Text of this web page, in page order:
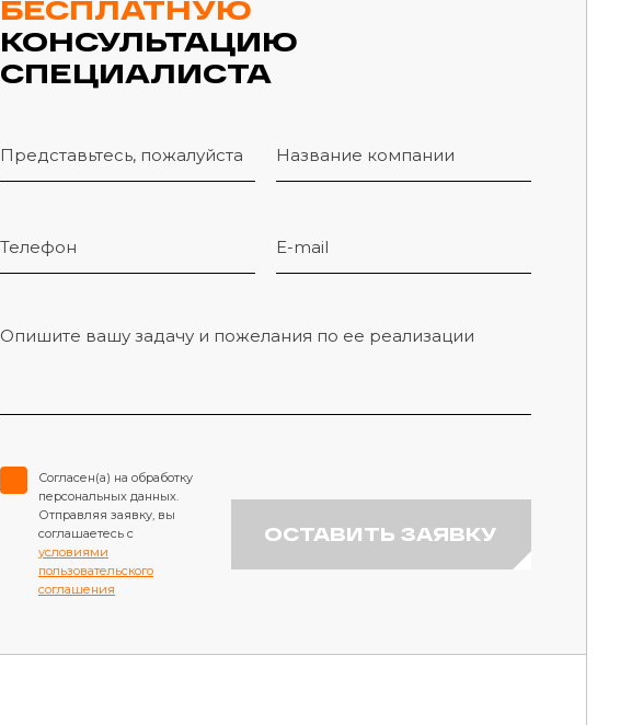
БЕСПЛАТНУЮ
КОНСУЛЬТАЦИЮ
СПЕЦИАЛИСТА
Согласен(а) на обработку
персональных данных.
Отправляя заявку, вы
соглашаетесь с
условиями
пользовательского
соглашения
ОСТАВИТЬ ЗАЯВКУ